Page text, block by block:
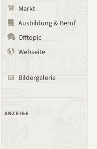
Markt
Ausbildung & Beruf
Offtopic
Webseite
Bildergalerie
ANZEIGE